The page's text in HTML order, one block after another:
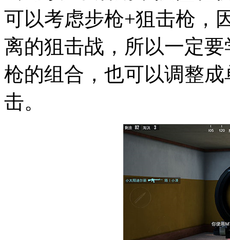
可以考虑步枪+狙击枪，
离的狙击战，所以一定
枪的组合，也可以调整
击。